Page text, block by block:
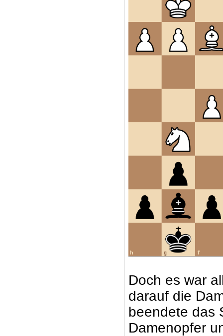
Doch es war
darauf die
beendete das
Damenopfer